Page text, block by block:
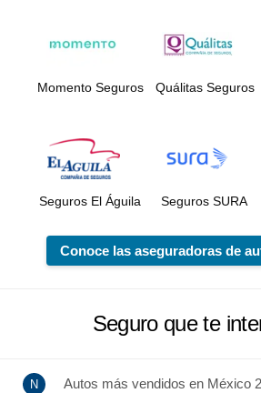
Momento Seguros Quálitas Seguros
Seguros El Águila Seguros SURA
Conoce las aseguradoras de
Seguro que te
Autos más vendidos en México